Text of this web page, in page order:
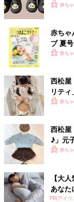
赤ち
赤ちゃ
ブ 夏
く！赤ち
西松屋
リテ
出かけ
赤ち
西松屋
♪」元
選 赤ち
【大
あなた
PR(アイ